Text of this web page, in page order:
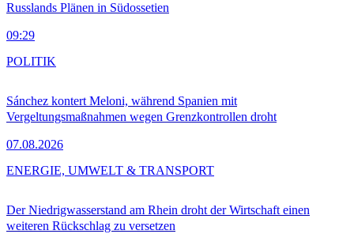
Russlands Plänen in Südossetien
09:29
Sánchez kontert Meloni, während Spanien mit
Vergeltungsmaßnahmen wegen Grenzkontrollen droht
07.08.2026
POLITIK
Der Niedrigwasserstand am Rhein droht der Wirtschaft einen
weiteren Rückschlag zu versetzen
ENERGIE, UMWELT & TRANSPORT